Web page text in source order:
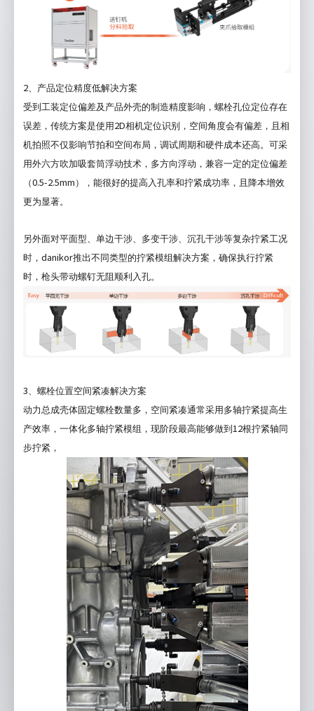
2、产品定位精度低解决方案
受到工装定位偏差及产品外壳的制造精度影响，螺栓孔位定位存在
误差，传统方案是使用 2D相机定位识别，空间角度会有偏差，且相
机拍照不仅影响节拍和空间布局，调试周期和硬件成本还高。可采
用外六方吹加吸套筒浮动技术，多方向浮动，兼容一定的定位偏差
（0.5-2.5mm ），能很好的提高入孔率和拧紧成功率，且降本增效
更为显著。
另外面对平面型、单边干涉、多变干涉、沉孔干涉等复杂拧紧工况
时， danikor推出不同类型的拧紧模组解决方案，确保执行拧紧
时，枪头带动螺钉无阻顺利入孔。
3、螺栓位置空间紧凑解决方案
动力总成壳体固定螺栓数量多，空间紧凑通常采用多轴拧紧提高生
产效率，一体化多轴拧紧模组，现阶段最高能够做到 12根拧紧轴同
步拧紧，
报价 售前 售后 其他
* 姓名
立即提交 重置